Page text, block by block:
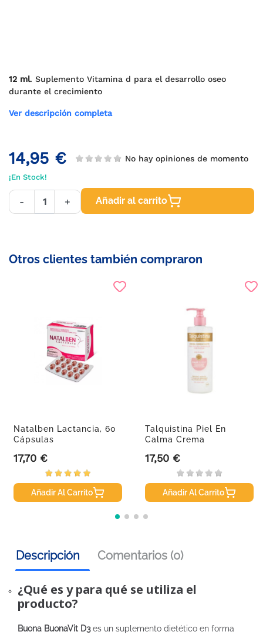
12 ml. Suplemento Vitamina d para el desarrollo oseo
durante el crecimiento
Ver descripción completa
14,95 € No hay opiniones de momento
¡En Stock!
- + Añadir al carrito
Otros clientes también compraron
Natalben Lactancia, 60
Cápsulas
Precio
17,70 €
Añadir Al Carrito
Talquistina Piel En
Calma Crema
Precio
17,50 €
Añadir Al Carrito
Descripción Comentarios (0)
¿Qué es y para qué se utiliza el
producto?
Buona BuonaVit D3es un suplemento dietético en forma